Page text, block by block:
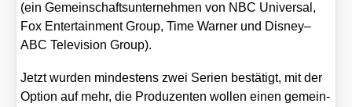
(ein Gemein­schafts­un­ter­neh­men von NBC Uni­ver­sal,
Fox Enter­tain­ment Group, Time War­ner und Disney–
ABC Tele­vi­si­on Group).
Jetzt wur­den min­des­tens zwei Seri­en bestä­tigt, mit der
Opti­on auf mehr, die Pro­du­zen­ten wol­len einen gemein­